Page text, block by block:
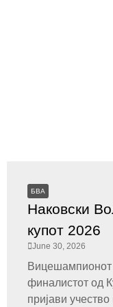
БВА
Наковски
купот 2026
June 30, 2026
Вицешампионот
финалистот од
пријави